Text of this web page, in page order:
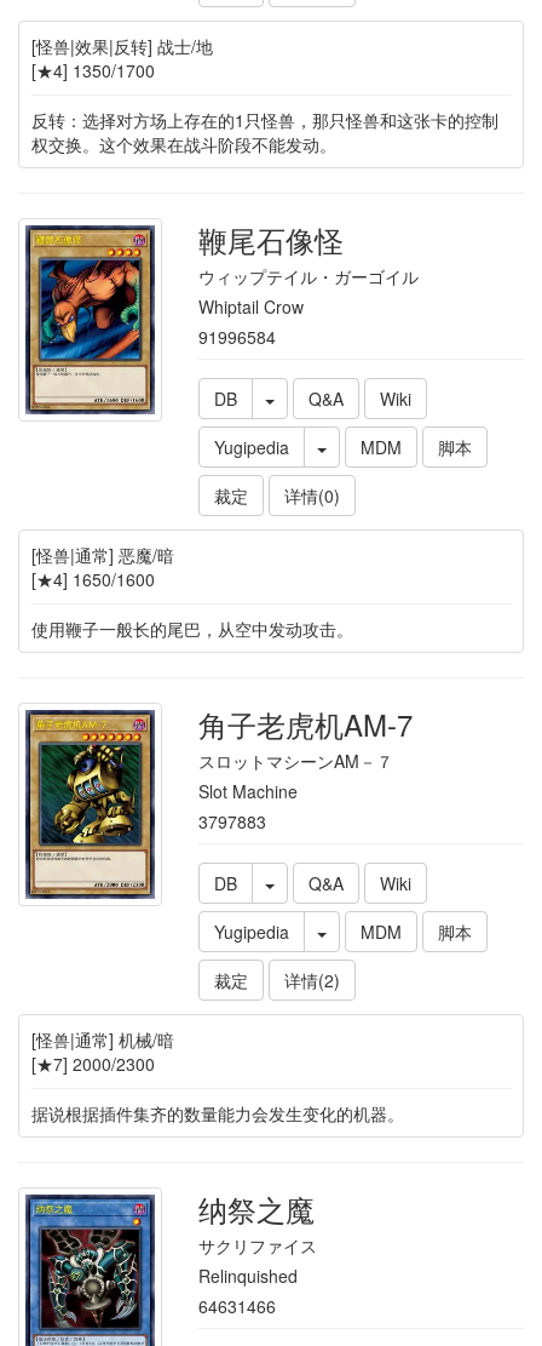
[怪兽|效果|反转] 战士/地
[★4] 1350/1700
反转：选择对方场上存在的1只怪兽，那只怪兽和这张卡的控制
权交换。这个效果在战斗阶段不能发动。
鞭尾石像怪
ウィップテイル・ガーゴイル
Whiptail Crow
91996584
DB Q&A
Wiki
Yugipedia
MDM
脚本
裁定
详情(0)
[怪兽|通常] 恶魔/暗
[★4] 1650/1600
使用鞭子一般长的尾巴，从空中发动攻击。
角子老虎机AM-7
スロットマシーンAM－７
Slot Machine
3797883
DB Q&A
Wiki
Yugipedia
MDM
脚本
裁定
详情(2)
[怪兽|通常] 机械/暗
[★7] 2000/2300
据说根据插件集齐的数量能力会发生变化的机器。
纳祭之魔
サクリファイス
Relinquished
64631466